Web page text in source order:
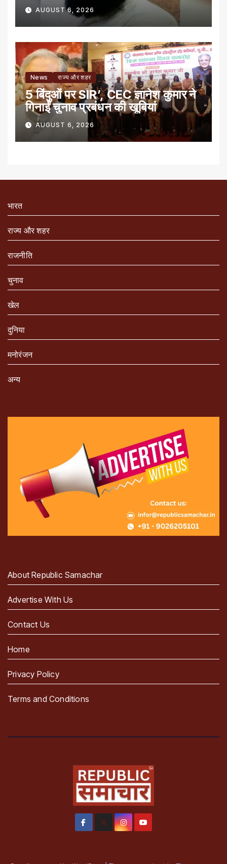
AUGUST 6, 2026
News राज्य और शहर
5 बिंदुओं पर SIR’, CEC ज्ञानेश कुमार ने
गिनाईं चुनाव प्रबंधन की खूबियां
AUGUST 6, 2026
भारत
राज्य और शहर
राजनीति
चुनाव
खेल
दुनिया
मनोरंजन
अन्य
About Republic Samachar
Advertise With Us
Contact Us
Home
Privacy Policy
Terms and Conditions